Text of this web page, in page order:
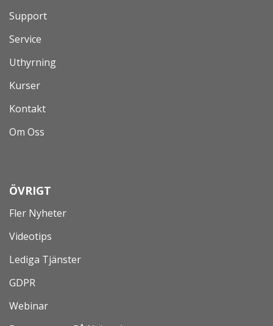
Support
Service
Uthyrning
Kurser
Kontakt
Om Oss
ÖVRIGT
Fler Nyheter
Videotips
Lediga Tjänster
GDPR
Webinar